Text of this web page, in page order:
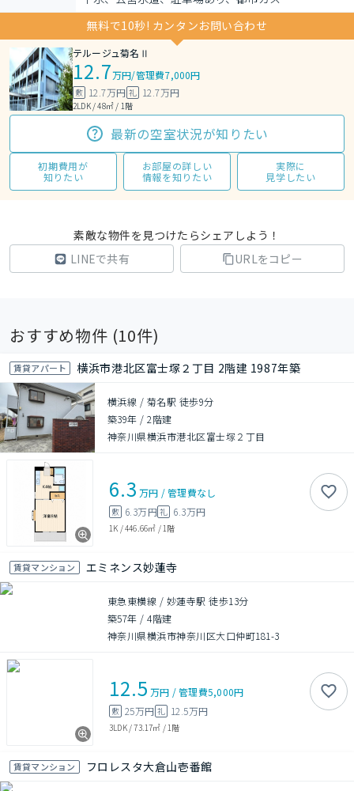
無料で10秒! カンタンお問い合わせ
テルージュ菊名Ⅱ
12.7万円/管理費7,000円
敷 12.7万円 礼 12.7万円
2LDK / 48㎡ / 1階
最新の空室状況が知りたい
初期費用が
知りたい
お部屋の詳しい
情報を知りたい
実際に
見学したい
素敵な物件を見つけたらシェアしよう！
LINEで共有
URLをコピー
おすすめ物件 (10件)
賃貸アパート 横浜市港北区富士塚２丁目 2階建 1987年築
横浜線 / 菊名駅 徒歩9分
築39年 /2階建
神奈川県横浜市港北区富士塚２丁目
6.3 万円 /管理費なし
敷 6.3万円礼 6.3万円
1K /446.66㎡ / 1階
賃貸マンション エミネンス妙蓮寺
東急東横線 / 妙蓮寺駅 徒歩13分
築57年 /4階建
神奈川県横浜市神奈川区大口仲町181-3
12.5 万円 /管理費5,000円
敷 25万円 礼 12.5万円
3LDK/73.17㎡ / 1階
賃貸マンション フロレスタ大倉山壱番館